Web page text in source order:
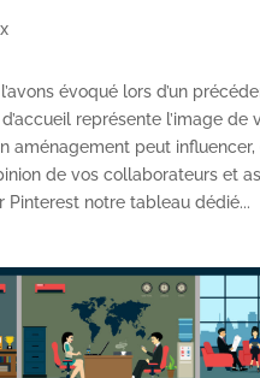
évoqué lors d’un
représente l’image de
aménagement peut influencer,
de vos collaborateurs et
Pinterest notre tableau dédié...